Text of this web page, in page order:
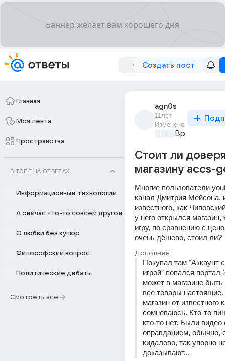
Создать пост
Главная
Моя лента
Пространства
В ТОПЕ НА ОТВЕТАХ
Информационные технологии
А сейчас что-то совсем другое
О любви без купюр
Философский вопрос
Политические дебаты
Смотреть все
agn0s
11лет
Изменено
Время игр
Стоит ли
магазину accs-
Многие пользователи
канал Дмитрия Мейсона,
известного, как
у него открылся магазин,
игру, по сравнению с
очень дёшево, стоил ли?
Дополнен
Покупал там "Аккаунт
игрой" попался портал
может в магазине быть
все товары
магазин от известного
сомневаюсь. Кто-то
кто-то нет. Были видео
оправданием, обычно,
кидалово, так упорно
доказывают...